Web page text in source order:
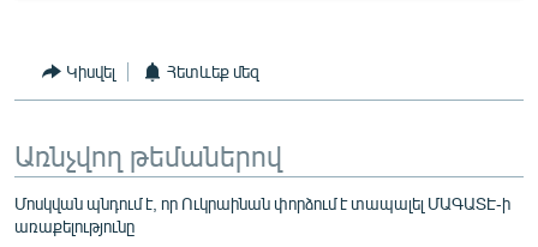
Կիսվել Հետևեք մեզ
Առնչվող թեմաներով
Մոսկվան պնդում է, որ Ուկրաինան փորձում է տապալել ՄԱԳԱՏԷ-ի
առաքելությունը